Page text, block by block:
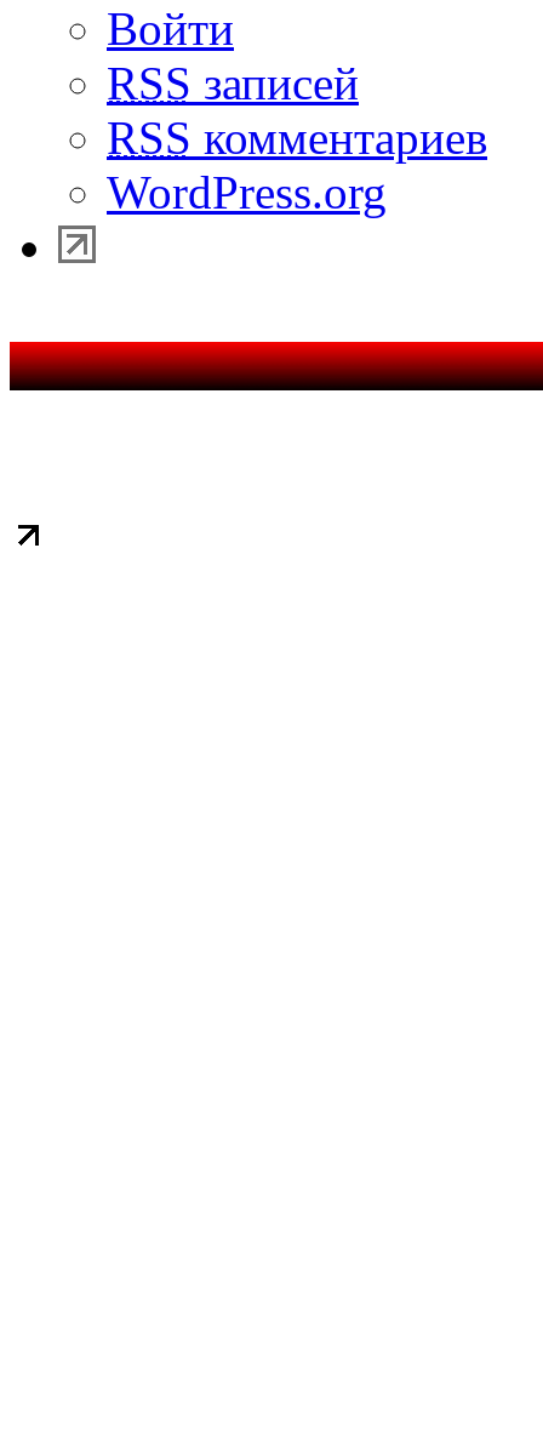
Войти
RSS записей
RSS комментариев
WordPress.org